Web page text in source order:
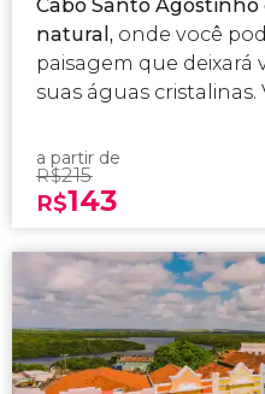
Cabo Santo Agostinho
natural, onde você
paisagem que deixará
suas águas cristalinas.
a partir de
R$215
R$143